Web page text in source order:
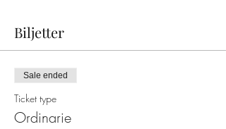
Biljetter
Sale ended
Ticket type
Ordinarie